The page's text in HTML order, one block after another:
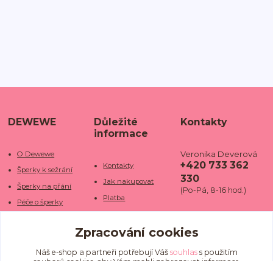
DEWEWE
O Dewewe
Šperky k sežrání
Šperky na přání
Péče o šperky
Kamenné obchody
Fotogalerie
Důležité
informace
Kontakty
Jak nakupovat
Platba
Doba dodání
Doprava
Kontakty
Veronika Deverová
+420 733 362
330
(Po-Pá, 8-16 hod.)
we.cz
Zpracování cookies
Náš e-shop a partneři potřebují Váš souhlass použitím